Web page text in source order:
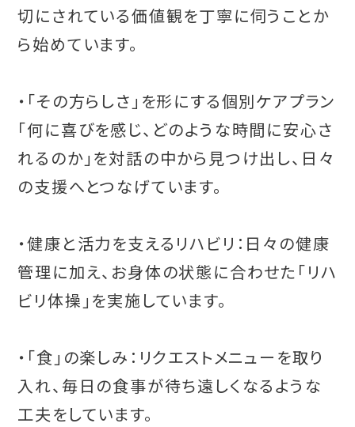
切にされている価値観を丁寧に伺うことか
ら始めています。
・「その方らしさ」を形にする個別ケアプラン
「何に喜びを感じ、どのような時間に安心さ
れるのか」を対話の中から見つけ出し、日々
の支援へとつなげています。
・健康と活力を支えるリハビリ：日々の健康
管理に加え、お身体の状態に合わせた「リハ
ビリ体操」を実施しています。
・「食」の楽しみ：リクエストメニューを取り
入れ、毎日の食事が待ち遠しくなるような
工夫をしています。